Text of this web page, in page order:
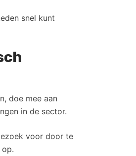
snel kunt
doe mee aan
in de sector.
voor door te